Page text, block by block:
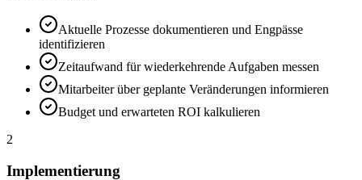
Aktuelle Prozesse dokumentieren und Engpässe
identifizieren
Zeitaufwand für wiederkehrende Aufgaben messen
Mitarbeiter über geplante Veränderungen informieren
Budget und erwarteten ROI kalkulieren
2
Implementierung